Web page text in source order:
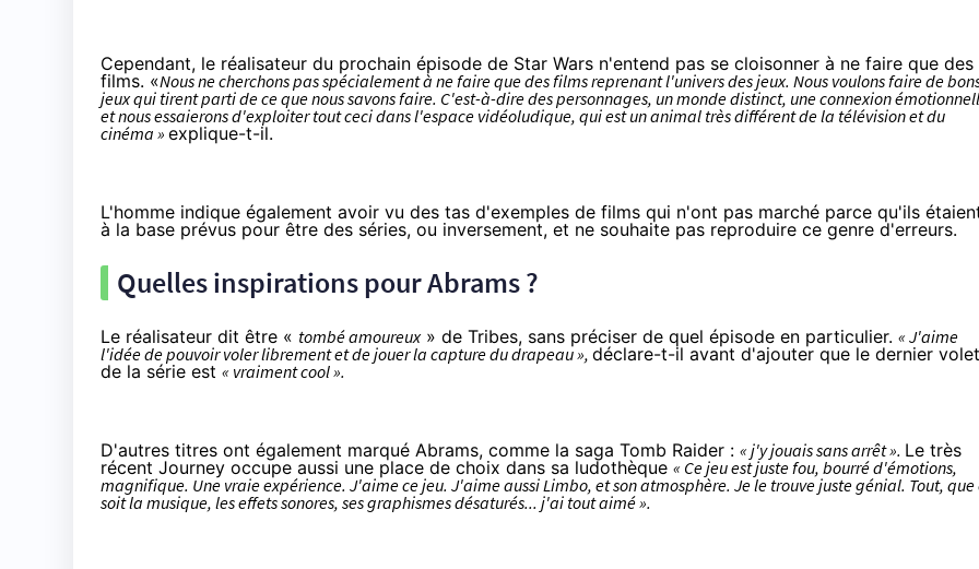
Cependant, le réalisateur du prochain épisode de Star Wars n'entend pas se cloisonner à ne faire que des
films. «Nous ne cherchons pas spécialement à ne faire que des films reprenant l'univers des jeux. Nous voulons faire de
jeux qui tirent parti de ce que nous savons faire. C'est-à-dire des personnages, un monde distinct, une connexion
et nous essaierons d'exploiter tout ceci dans l'espace vidéoludique, qui est un animal très différent de la télévision et du
cinéma » explique-t-il.
L'homme indique également avoir vu des tas d'exemples de films qui n'ont pas marché parce qu'ils
à la base prévus pour être des séries, ou inversement, et ne souhaite pas reproduire ce genre d'erreurs.
Quelles inspirations pour Abrams ?
Le réalisateur dit être « tombé amoureux» de Tribes, sans préciser de quel épisode en particulier. « J'aime
l'idée de pouvoir voler librement et de jouer la capture du drapeau », déclare-t-il avant d'ajouter que le dernier volet
de la série est « vraiment cool ».
D'autres titres ont également marqué Abrams, comme la saga Tomb Raider : « j'y jouais sans arrêt ». Le très
récent Journey occupe aussi une place de choix dans sa ludothèque « Ce jeu est juste fou, bourré d'émotions,
magnifique. Une vraie expérience. J'aime ce jeu. J'aime aussiLimbo, et son atmosphère. Je le trouve juste génial. Tout, que
soit la musique, les effets sonores, ses graphismes désaturés... j'ai tout aimé ».